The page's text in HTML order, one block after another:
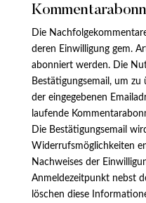
Die
deren Einwilligung gem.
abonniert werden. Die
Bestätigungsemail, um
der eingegebenen
laufende
Die Bestätigungsemail
Widerrufsmöglichkeiten
Nachweises der
Anmeldezeitpunkt nebst
löschen diese